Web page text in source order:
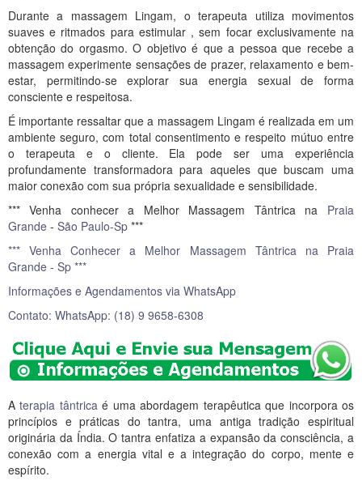
Durante a massagem Lingam, o terapeuta utiliza movimentos
suaves e ritmados para estimular , sem focar exclusivamente na
obtenção do orgasmo. O objetivo é que a pessoa que recebe a
massagem experimente sensações de prazer, relaxamento e bem-
estar, permitindo-se explorar sua energia sexual de forma
consciente e respeitosa.
É importante ressaltar que a massagem Lingam é realizada em um
ambiente seguro, com total consentimento e respeito mútuo entre
o terapeuta e o cliente. Ela pode ser uma experiência
profundamente transformadora para aqueles que buscam uma
maior conexão com sua própria sexualidade e sensibilidade.
*** Venha conhecer a Melhor Massagem Tântrica na Praia
Grande - São Paulo-Sp ***
*** Venha Conhecer a Melhor Massagem Tântrica na Praia
Grande - Sp ***
Informações e Agendamentos via WhatsApp
Contato: WhatsApp: (18) 9 9658-6308
Aterapia tântricaé uma abordagem terapêutica que incorpora os
princípios e práticas do tantra, uma antiga tradição espiritual
originária da Índia. O tantra enfatiza a expansão da consciência, a
conexão com a energia vital e a integração do corpo, mente e
espírito.